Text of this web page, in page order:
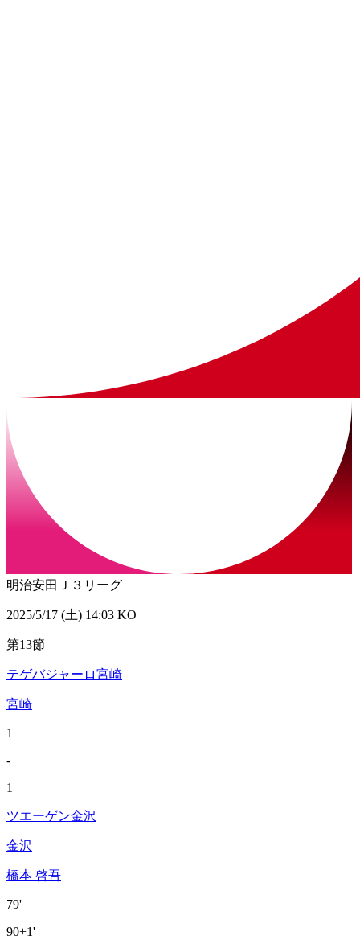
明治安田Ｊ３リーグ
2025/5/17 (土) 14:03 KO
第13節
テゲバジャーロ宮崎
宮崎
1
-
1
ツエーゲン金沢
金沢
橋本 啓吾
79'
90+1'